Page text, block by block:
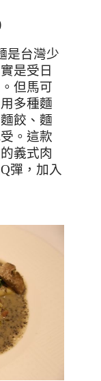
是台灣少
是受日
但馬可
多種麵
餃、麵
。這款
義式肉
Q彈，加入